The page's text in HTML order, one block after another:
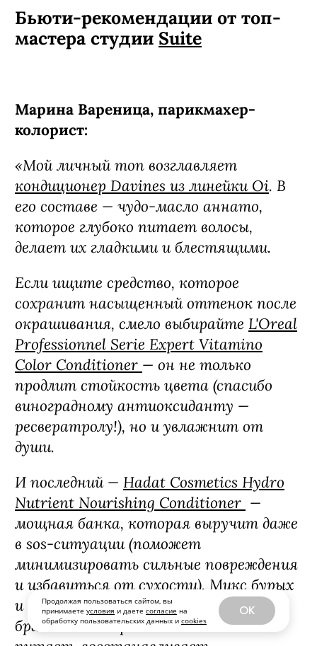
Продолжая пользоваться сайтом, вы
принимаете условия и даете согласие на
обработку пользовательских данных и cookies
OK
ингредиенты на собственной ферме в
Кандалакше!) объединили в составе
кондиционера для волос крапиву,
средство закрывает все потребности
волос: увлажняет и питает,
обеспечивает легкое расчесывание и
помогает в процессе укладки — и все
это без утяжеления и потери объема.
мастера студииSuite
Марина Вареница, парикмахер-
колорист:
«Мой личный топ возглавляет
кондиционер Davines из линейки Oi
его составе — чудо-масло аннато,
которое глубоко питает волосы,
делает их гладкими и блестящими.
Если ищите средство, которое
сохранит насыщенный оттенок после
окрашивания, смело выбирайтеL'Oreal
Professionnel Serie Expert Vitamino
Color Conditioner— он не только
продлит стойкость цвета (спасибо